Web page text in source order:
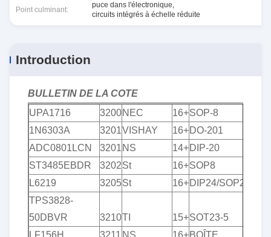
Point culminant:
puce dans l'électronique,
circuits intégrés à échelle réduite
Introduction
BULLETIN DE LA COTE
UPA1716
3200NEC 16+SOP-8
1N6303A
3201VISHAY 16+DO-201
ADC0801LCN
3201 NS 14+DIP-20
ST3485EBDR
3202St 16+SOP8
L6219
3205St 16+DIP24/SOP24
TPS3828-
50DBVR
3210TI 15+SOT23-5
LF156H
3211 NS 16+BOÎTE